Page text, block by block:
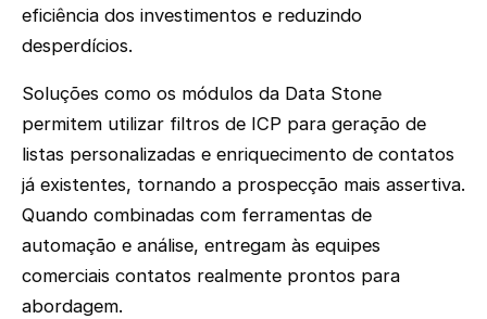
eficiência dos investimentos e reduzindo
desperdícios.
Soluções como os módulos da Data Stone
permitem utilizar filtros de ICP para geração de
listas personalizadas e enriquecimento de contatos
já existentes, tornando a prospecção mais assertiva.
Quando combinadas com ferramentas de
automação e análise, entregam às equipes
comerciais contatos realmente prontos para
abordagem.